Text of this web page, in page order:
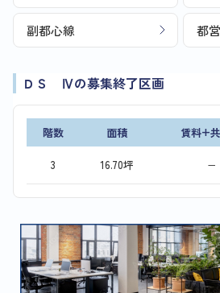
副都心線 都
ＤＳ Ⅳの募集終了区画
階数 面積 賃料+
3 16.70坪 −